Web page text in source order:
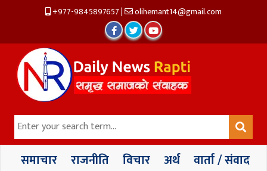
+977-9845897657| olihemant14@gmail.com
समाचार राजनीति विचार अर्थ वार्ता / संवाद